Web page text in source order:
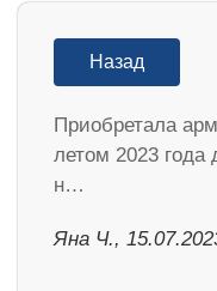
Назад
Приобретала
летом 2023
н…
Яна Ч.,